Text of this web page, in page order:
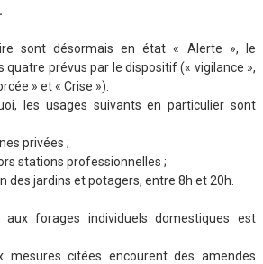
sont désormais en état « Alerte », le
quatre prévus par le dispositif (« vigilance »,
» et « Crise »).
les usages suivants en particulier sont
privées ;
stations professionnelles ;
des jardins et potagers, entre 8h et 20h.
forages individuels domestiques est
mesures citées encourent des amendes